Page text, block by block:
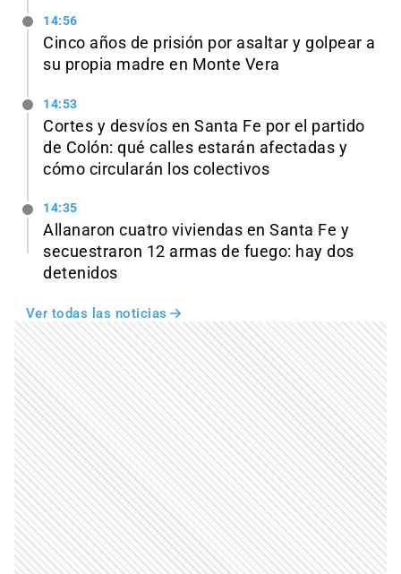
14:56
Cinco años de prisión por asaltar y golpear a
su propia madre en Monte Vera
14:53
Cortes y desvíos en Santa Fe por el partido
de Colón: qué calles estarán afectadas y
cómo circularán los colectivos
14:35
Allanaron cuatro viviendas en Santa Fe y
secuestraron 12 armas de fuego: hay dos
detenidos
Ver todas las noticias